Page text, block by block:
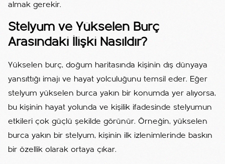
almak gerekir.
Stelyum ve Yükselen Burç
Arasındaki İlişki Nasıldır?
Yükselen burç, doğum haritasında kişinin dış dünyaya
yansıttığı imajı ve hayat yolculuğunu temsil eder. Eğer
stelyum yükselen burca yakın bir konumda yer alıyorsa,
bu kişinin hayat yolunda ve kişilik ifadesinde stelyumun
etkileri çok güçlü şekilde görünür. Örneğin, yükselen
burca yakın bir stelyum, kişinin ilk izlenimlerinde baskın
bir özellik olarak ortaya çıkar.